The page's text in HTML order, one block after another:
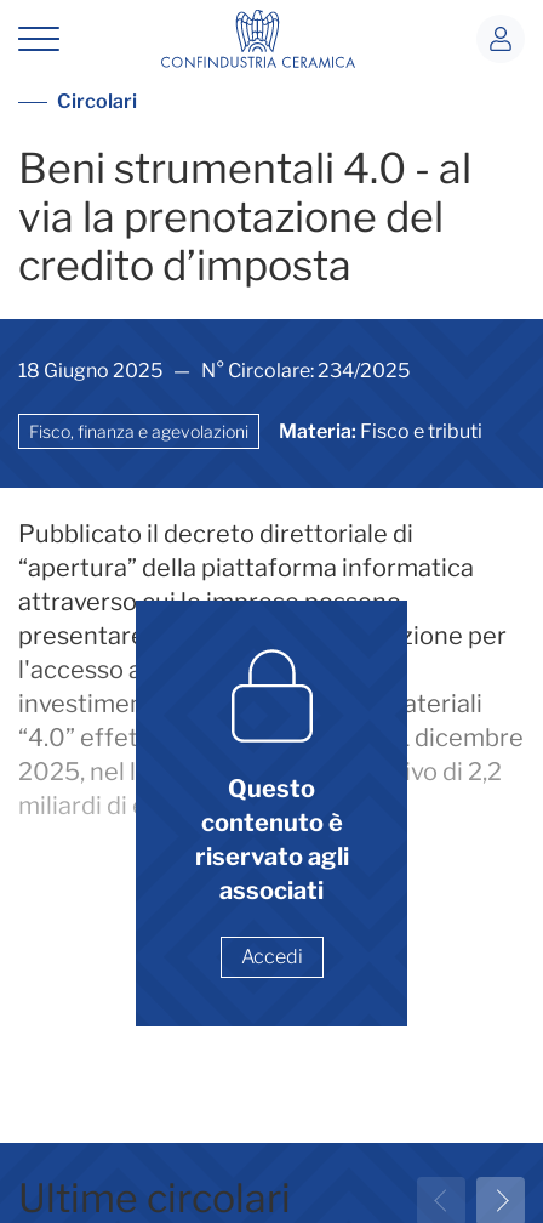
Beni strumentali 4.0 - al via la
Vedi tutte le circolari
Circolari
Beni strumentali 4.0 - al
via la prenotazione del
credito d’imposta
18 Giugno 2025 — N° Circolare: 234/2025
Fisco, finanza e agevolazioni Materia: Fisco e tributi
Questo
contenuto è
riservato agli
associati
Accedi
Pubblicato il decreto direttoriale di
“apertura” della piattaforma informatica
attraverso cui le imprese possono
presentare il modello di comunicazione per
l'accesso al credito d'imposta per
investimenti in beni strumentali materiali
“4.0” effettuati dal 1° gennaio al 31 dicembre
2025, nel limite di spesa complessivo di 2,2
miliardi di euro.
Ultime circolari